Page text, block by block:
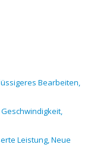
Bearbeiten,
Leistung, Neue